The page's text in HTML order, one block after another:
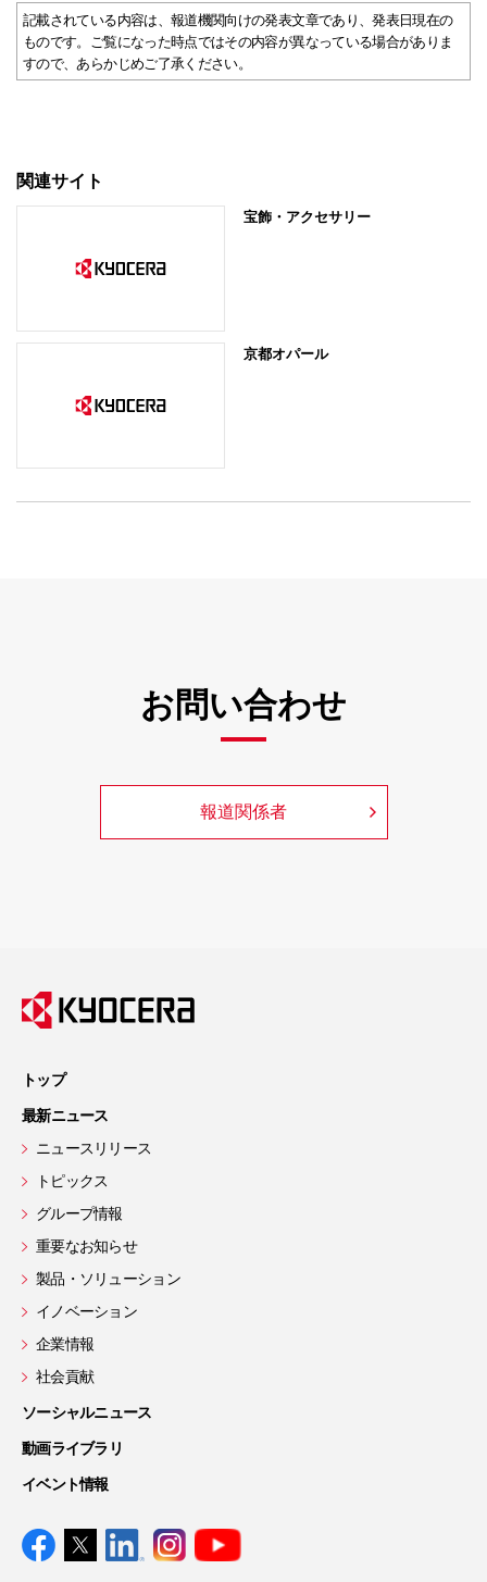
記載されている内容は、報道機関向けの発表文章であり、発表日現在の
ものです。ご覧になった時点ではその内容が異なっている場合がありま
すので、あらかじめご了承ください。
関連サイト
宝飾・アクセサリー
京都オパール
お問い合わせ
報道関係者
トップ
最新ニュース
ニュースリリース
トピックス
グループ情報
重要なお知らせ
製品・ソリューション
イノベーション
企業情報
社会貢献
ソーシャルニュース
動画ライブラリ
イベント情報